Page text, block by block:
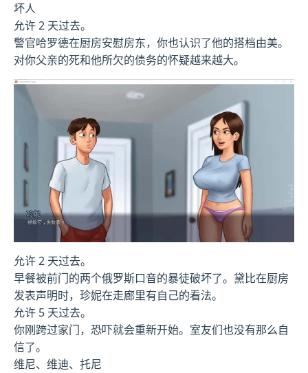
坏人
允许 2 天过去。
警官哈罗德在厨房安慰房东，你也认识了他的搭档由美。
对你父亲的死和他所欠的债务的怀疑越来越大。
允许 2 天过去。
早餐被前门的两个俄罗斯口音的暴徒破坏了。黛比在厨房
发表声明时，珍妮在走廊里有自己的看法。
允许 5 天过去。
你刚跨过家门，恐吓就会重新开始。室友们也没有那么自
信了。
维尼、维迪、托尼